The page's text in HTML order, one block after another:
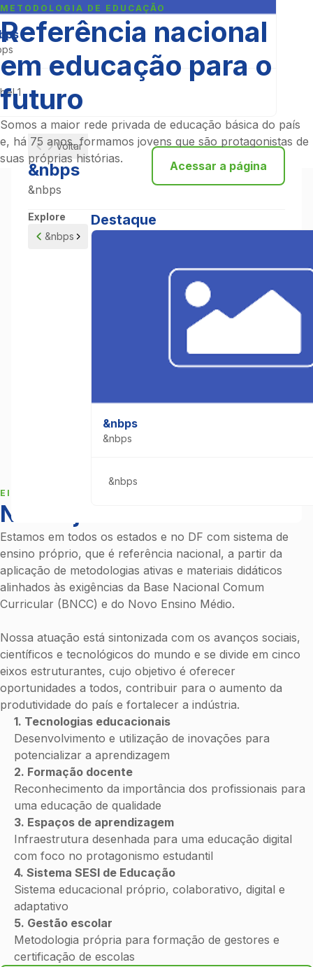
1
Voltar
&nbps
&nbps
Acessar a página
Explore
&nbps
Destaque
&nbps
&nbps
&nbps
METODOLOGIA DE EDUCAÇÃO
Referência nacional
em educação para o
futuro
Somos a maior rede privada de educação básica do país
e, há 75 anos, formamos jovens que são protagonistas de
suas próprias histórias.
EIXOS DE ATUAÇÃO
Nosso jeito de educar
Estamos em todos os estados e no DF com sistema de
ensino próprio, que é referência nacional, a partir da
aplicação de metodologias ativas e materiais didáticos
alinhados às exigências da Base Nacional Comum
Curricular (BNCC) e do Novo Ensino Médio.
Nossa atuação está sintonizada com os avanços sociais,
científicos e tecnológicos do mundo e se divide em cinco
eixos estruturantes, cujo objetivo é oferecer
oportunidades a todos, contribuir para o aumento da
produtividade do país e fortalecer a indústria.
1. Tecnologias educacionais
Desenvolvimento e utilização de inovações para
potencializar a aprendizagem
2. Formação docente
Reconhecimento da importância dos profissionais para
uma educação de qualidade
3. Espaços de aprendizagem
Infraestrutura desenhada para uma educação digital
com foco no protagonismo estudantil
4. Sistema SESI de Educação
Sistema educacional próprio, colaborativo, digital e
adaptativo
5. Gestão escolar
Metodologia própria para formação de gestores e
certificação de escolas